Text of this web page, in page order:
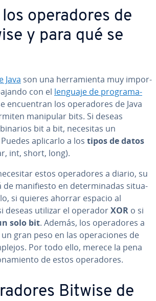
los ope­ra­do­res de
y para qué se
Java son una he­rra­mie­n­ta muy im­po­r­
con el lenguaje de pro­gra­ma­
en­cue­n­tran los ope­ra­do­res de Java
manipular bits. Si deseas
bit a bit, necesitas un
aplicarlo a los tipos de datos
int, short, long).
estos ope­ra­do­res a diario, su
de ma­ni­fie­s­to en de­te­r­mi­na­das si­tua­
si quieres ahorrar espacio al
deseas utilizar el operadorXOR o si
solo bit. Además, los ope­ra­do­res a
gran peso en las ope­ra­cio­nes de
Por todo ello, merece la pena
de estos ope­ra­do­res.
Bitwise de